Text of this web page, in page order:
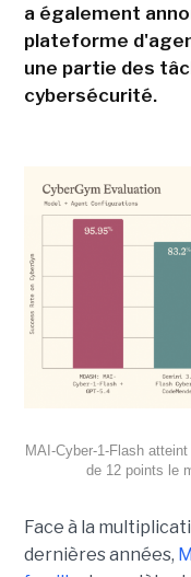
a également
plateforme
une partie des
cybersécurité.
MAI-Cyber-1-Flash
de 12 points le
Face à la
dernières années,